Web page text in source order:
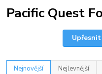
Pacific Quest
Nejnovější Nejlevnější